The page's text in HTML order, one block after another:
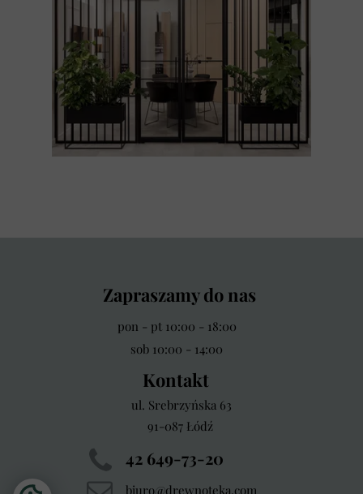
Zapraszamy do nas
pon - pt 10:00 - 18:00
sob 10:00 - 14:00
42 649-73-20
biuro@drewnoteka.com
ul. Srebrzyńska 63
91-087 Łódź
Kontakt